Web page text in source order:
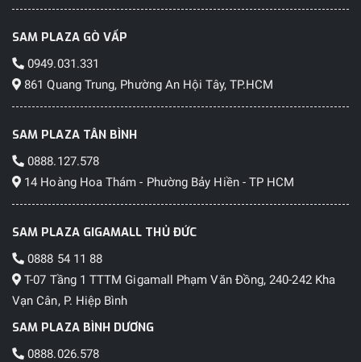
SAM PLAZA GÒ VẤP
0949.031.331
861 Quang Trung, Phường An Hội Tây, TP.HCM
SAM PLAZA TÂN BÌNH
0888.127.578
14 Hoàng Hoa Thám - Phường Bảy Hiền - TP HCM
SAM PLAZA GIGAMALL THỦ ĐỨC
0888 54 11 88
T-07 Tầng 1 TTTM Gigamall Phạm Văn Đồng, 240-242 Kha
Vạn Cân, P. Hiệp Bình
SAM PLAZA BÌNH DƯƠNG
0888.026.578